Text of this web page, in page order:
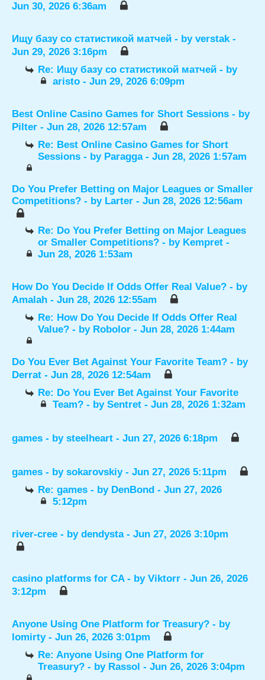
Jun 30, 2026 6:36am
Ищу базу со статистикой матчей - by verstak-
Jun 29, 2026 3:16pm
Re: Ищу базу со статистикой матчей - by
aristo- Jun 29, 2026 6:09pm
Best Online Casino Games for Short Sessions - by
Pilter - Jun 28, 2026 12:57am
Re: Best Online Casino Games for Short
Sessions - by Paragga- Jun 28, 2026 1:57am
Do You Prefer Betting on Major Leagues or Smaller
Competitions? - by Larter - Jun 28, 2026 12:56am
Re: Do You Prefer Betting on Major Leagues
or Smaller Competitions? - by Kempret -
Jun 28, 2026 1:53am
How Do You Decide If Odds Offer Real Value? - by
Amalah - Jun 28, 2026 12:55am
Re: How Do You Decide If Odds Offer Real
Value? - by Robolor - Jun 28, 2026 1:44am
Do You Ever Bet Against Your Favorite Team? - by
Derrat - Jun 28, 2026 12:54am
Re: Do You Ever Bet Against Your Favorite
Team? - by Sentret- Jun 28, 2026 1:32am
games - by steelheart - Jun 27, 2026 6:18pm
games - by sokarovskiy- Jun 27, 2026 5:11pm
Re: games - by DenBond - Jun 27, 2026
5:12pm
river-cree - by dendysta- Jun 27, 2026 3:10pm
casino platforms for CA - by Viktorr - Jun 26, 2026
3:12pm
Anyone Using One Platform for Treasury? - by
lomirty- Jun 26, 2026 3:01pm
Re: Anyone Using One Platform for
Treasury? - by Rassol - Jun 26, 2026 3:04pm